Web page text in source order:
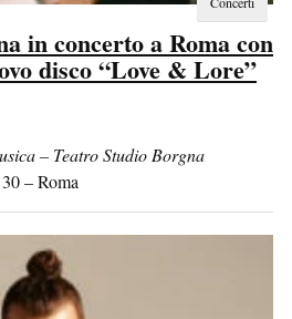
in concerto a Roma con
disco “Love & Lore”
– Teatro Studio Borgna
–Roma